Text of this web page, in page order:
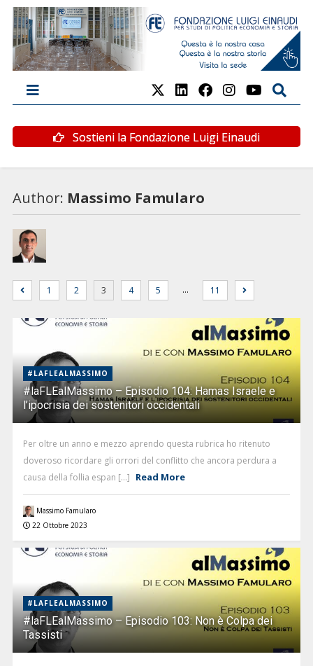
Sostieni la Fondazione Luigi Einaudi
Author: Massimo Famularo
1 2 3 4 5 … 11
#LAFLEALMASSIMO
#laFLEalMassimo – Episodio 104: Hamas Israele e
l’ipocrisia dei sostenitori occidentali
Per oltre un anno e mezzo aprendo questa rubrica ho ritenuto
doveroso ricordare gli orrori del conflitto che ancora perdura a
causa della follia espan [...] Read More
Massimo Famularo
22 Ottobre 2023
#LAFLEALMASSIMO
#laFLEalMassimo – Episodio 103: Non è Colpa dei
Tassisti